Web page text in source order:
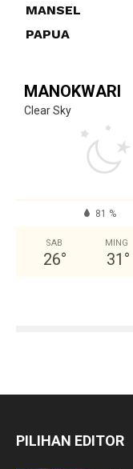
MANSEL
PAPUA
MANOKWARI
Clear Sky
81 %
SAB
26°
MING
31 °
PILIHAN EDITOR